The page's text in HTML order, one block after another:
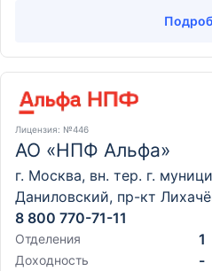
Лицензия: №446
АО «НПФ Альфа»
г. Москва, вн. тер. г.
Даниловский, пр-кт
8 800 770-71-11
Отделения 1
Доходность -